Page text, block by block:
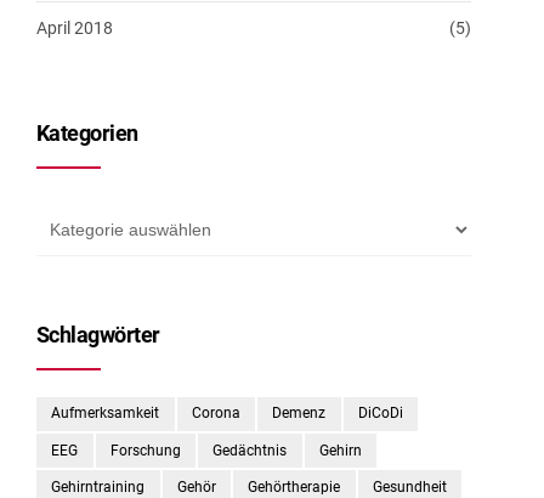
April 2018 (5)
Kategorien
Schlagwörter
Aufmerksamkeit Corona Demenz DiCoDi
EEG Forschung Gedächtnis Gehirn
Gehirntraining Gehör Gehörtherapie Gesundheit